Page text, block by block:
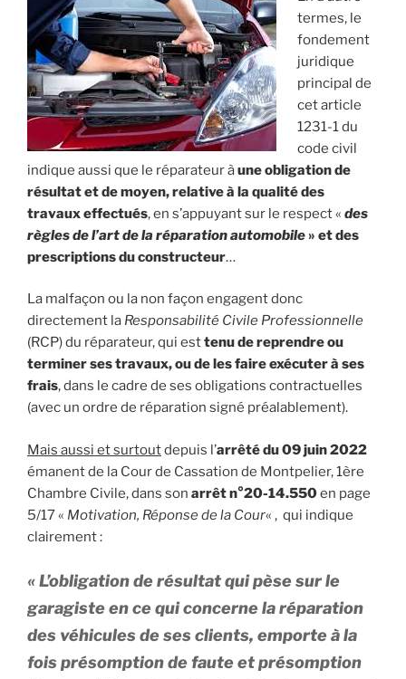
termes, le
fondement
juridique
principal de
cet article
1231-1 du
code civil
indique aussi que le réparateur àune obligation de
résultat et de moyen, relative à la qualité des
travaux effectués, en s’appuyant sur le respect « des
règles de l’art de la réparation automobile » et des
prescriptions du constructeur…
La malfaçon ou la non façon engagent donc
directement la Responsabilité Civile Professionnelle
(RCP) du réparateur, qui esttenu de reprendre ou
terminer ses travaux, ou de les faire exécuter à ses
frais, dans le cadre de ses obligations contractuelles
(avec un ordre de réparation signé préalablement).
Mais aussi et surtoutdepuis l’arrêté du 09 juin 2022
émanent de la Cour de Cassation de Montpelier, 1ère
Chambre Civile, dans son arrêt n°20-14.550en page
5/17 « Motivation, Réponse de la Cour« , qui indique
clairement :
« L’obligation de résultat qui pèse sur le
garagiste en ce qui concerne la réparation
des véhicules de ses clients, emporte à la
fois présomption de faute et présomption